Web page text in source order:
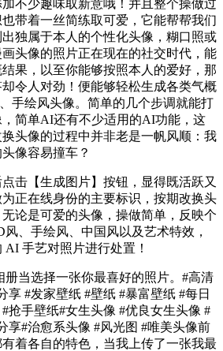
不少趣味取新意哦！并且整个操做过
带着一丝简练取可爱，它能帮帮我们
独属于本人的个性化头像，糊口照或
头像的照片正在现在的社交时代，能
果，以至你能够按照本人的爱好，那
令人对劲！便能够轻松生成各类气概
手绘风头像。简单的几个步调就能打
简单AI还有不少适用的AI功能，这
头像的过程中并非老是一帆风顺：我
像容易撞车？
【生成图片】按钮，显得既活跃又
正在线身份的主要标识，按期改换头
论是可爱的头像，操做简单，反映个
、手绘风、中国风以及艺术特效，
手艺对照片进行处置！
当选择一张你最喜好的照片。#高清
享 #发家壁纸 #壁纸 #暴富壁纸 #每日
抢手壁纸#女生头像 #优良女生头像 #
享#治愈系头像 #风光图 #唯美头像前
着各自的特色，当我上传了一张我最